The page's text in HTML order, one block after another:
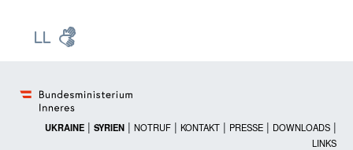
UKRAINE | SYRIEN | NOTRUF | KONTAKT | PRESSE | DOWNLOADS |
LINKS